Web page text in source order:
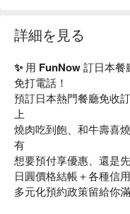
詳細を見る
✨ 用 FunNow 訂日本餐
免打電話！
預訂日本熱門餐廳免收
上
燒肉吃到飽、和牛壽喜
有
想要預付享優惠、還是
日圓價格結帳＋各種信
多元化預約政策留給你